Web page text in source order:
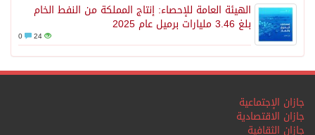
الهيئة العامة للإحصاء: إنتاج المملكة من النفط الخام
بلغ 3.46 مليارات برميل عام 2025
24
جازان الإجتماعية
جازان الاقتصادية
جازان الثقافية